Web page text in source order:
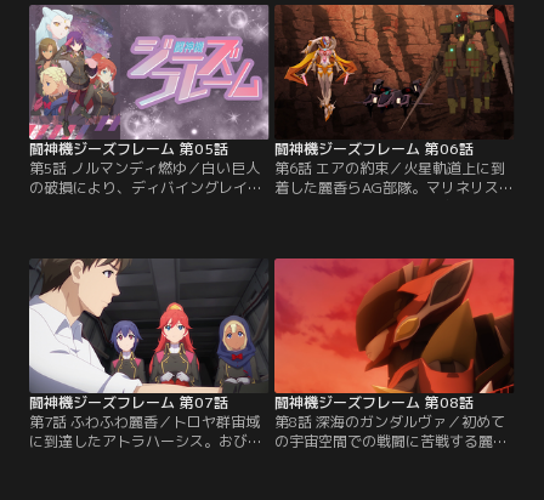
た。その発信源を探るべく、第2次
AG部隊は宇宙へ向かうことになる。
しかし、AG基地上空に突如、無数の
ネルガル群が出現したことを知り、
レイ・バーク将軍は空母アトラハー
シスの緊急発進を命じた。【提供：
バンダイチャンネル】
ため、月面基地に寄港する麗香た
ち。そこでルナはひとり、月面に作
られた軍属墓地に足を運ぶ。かつて
ネルガルとの戦闘により戦死した最
愛の父親が眠る墓標に向かい、ルナ
は胸にうずまく思いを伝える。【提
供：バンダイチャンネル】
闘神機ジーズフレーム 第05話
第5話 ノルマンディ燃ゆ／白い巨人
の破損により、ディバイングレイス
向かう。アトラハーシス護衛のた
め、月面基地から随行することにな
った護衛艦ノルマンディ。歴戦の艦
長ゾーイ・ピーターソンから伝えら
れる軍人としての理念に、麗香やア
ルヘナをはじめとした…。【提供：
バンダイチャンネル】
闘神機ジーズフレーム 第06話
第6話 エアの約束／火星軌道上に到
着した麗香らAG部隊。マリネリス渓
れた。麗香たちはそこでエアから、
地球各地に残されている古代遺跡の
謎と、ネルガルとニビル星人の過去
を聞かされる。アルヘナはその内容
を聴き、ギルガメシュ叙事詩の一節
を思い出す。【提供：バンダイチャ
闘神機ジーズフレーム 第07話
第7話 ふわふわ麗香／トロヤ群宙域
に到達したアトラハーシス。おびた
闘神機ジーズフレーム 第08話
第8話 深海のガンダルヴァ／初めて
の宇宙空間での戦闘に苦戦する麗香